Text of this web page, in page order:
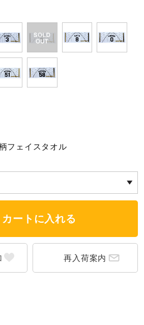
ポーツ
フェイスタオル
カートに入れる
再入荷案内